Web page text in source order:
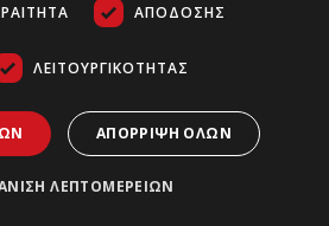
ΑΠΌΔΟΣΗΣ
ΛΕΙΤΟΥΡΓΙΚΌΤΗΤΑΣ
ΑΠΌΡΡΙΨΗ ΌΛΩΝ
ΛΕΠΤΟΜΕΡΕΙΏΝ